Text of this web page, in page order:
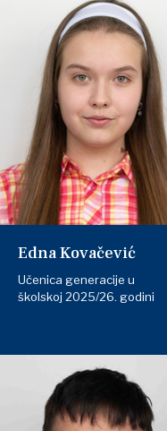
Edna Kovačević
Učenica generacije u
školskoj 2025/26. godini